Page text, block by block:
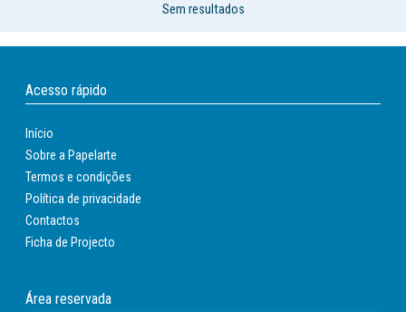
Sem resultados
Acesso rápido
Início
Sobre a Papelarte
Termos e condições
Política de privacidade
Contactos
Ficha de Projecto
Área reservada